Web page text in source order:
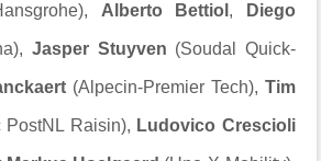
Alberto Bettiol , Diego
Jasper Stuyven (Soudal Quick-
(Alpecin-Premier Tech), Tim
PostNL Raisin), Ludovico Crescioli